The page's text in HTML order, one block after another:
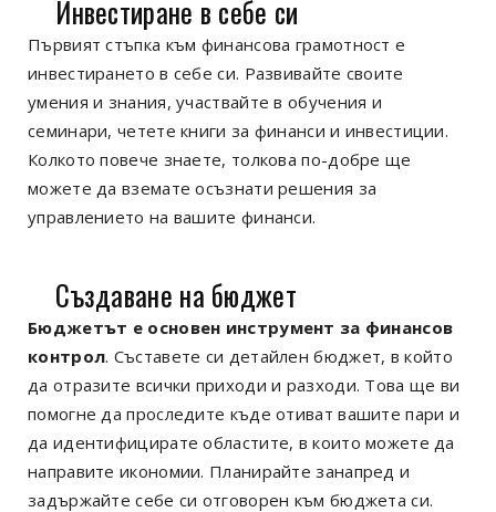
Инвестиране в себе си
Първият стъпка към финансова грамотност е
инвестирането в себе си. Развивайте своите
умения и знания, участвайте в обучения и
семинари, четете книги за финанси и инвестиции.
Колкото повече знаете, толкова по-добре ще
можете да вземате осъзнати решения за
управлението на вашите финанси.
Създаване на бюджет
Бюджетът е основен инструмент за финансов
контрол. Съставете си детайлен бюджет, в който
да отразите всички приходи и разходи. Това ще ви
помогне да проследите къде отиват вашите пари и
да идентифицирате областите, в които можете да
направите икономии. Планирайте занапред и
задържайте себе си отговорен към бюджета си.